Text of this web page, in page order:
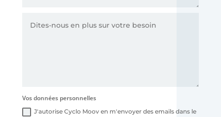
Vos données personnelles
J'autorise Cyclo Moov en m'envoyer des emails dans le